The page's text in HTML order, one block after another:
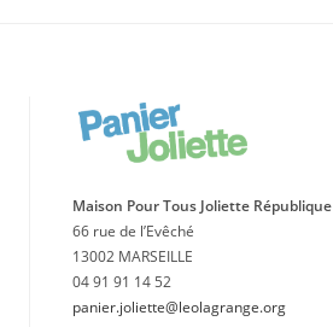
Maison Pour Tous Joliette République
66 rue de l’Evêché
13002 MARSEILLE
04 91 91 14 52
panier.joliette@leolagrange.org